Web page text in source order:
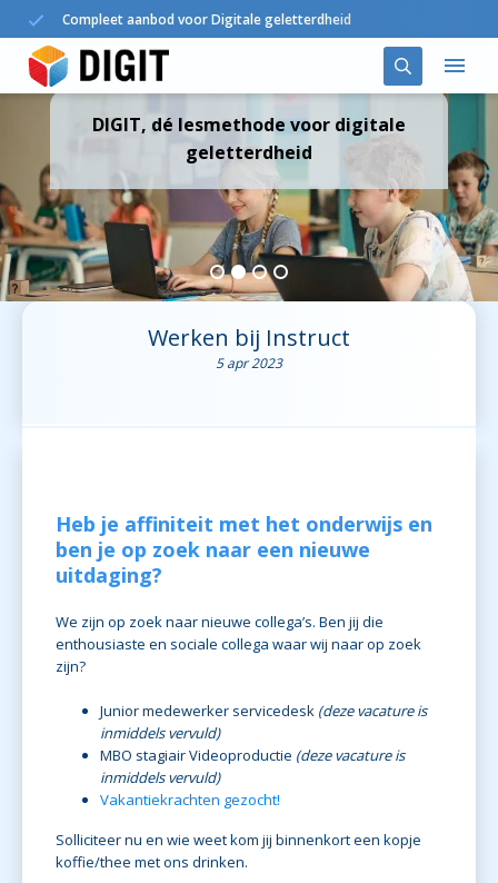
Compleet aanbod voor Digitale geletterdheid
DIGIT in het onderwijs
Agenda
DIGIT, dé lesmethode voor digitale
geletterdheid
Werken bij Instruct
5 apr 2023
Heb je affiniteit met het onderwijs en
ben je op zoek naar een nieuwe
uitdaging?
We zijn op zoek naar nieuwe collega’s. Ben jij die
enthousiaste en sociale collega waar wij naar op zoek
zijn?
Junior medewerker servicedesk (deze vacature is
inmiddels vervuld)
MBO stagiair Videoproductie (deze vacature is
inmiddels vervuld)
Vakantiekrachten gezocht!
Solliciteer nu en wie weet kom jij binnenkort een kopje
koffie/thee met ons drinken.